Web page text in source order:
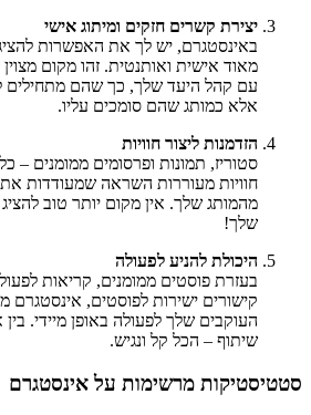
יצירת קשרים חזקים ומיתוג אישי
באינסטגרם, יש לך את האפשרות
מאוד אישית ואותנטית. זהו מקום
עם קהל היעד שלך, כך שהם מתחילים
אלא כמותג שהם סומכים עליו.
הזדמנות ליצור חוויות
סטוריז, תמונות ופרסומים ממומנים –
חוויות מעוררות השראה שמעודדות
מהמותג שלך. אין מקום יותר טוב
שלך!
היכולת להניע לפעולה
בעזרת פוסטים ממומנים, קריאות
קישורים ישירות לפוסטים,
העוקבים שלך לפעולה באופן מיידי.
שיתוף – הכל קל ונגיש.
סטטיסטיקות מרשימות על אינסטגרם